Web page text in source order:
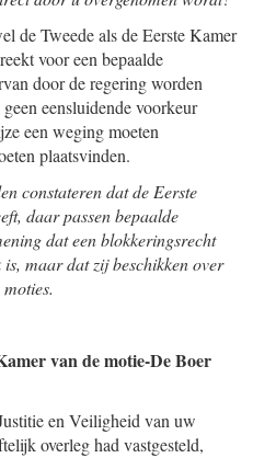
de Tweede als de Eerste Kamer
voor een bepaalde
door de regering worden
eensluidende voorkeur
een weging moeten
plaatsvinden.
constateren dat de Eerste
daar passen bepaalde
dat een blokkeringsrecht
maar dat zij beschikken over
van de motie-De Boer
en Veiligheid van uw
overleg had vastgesteld,